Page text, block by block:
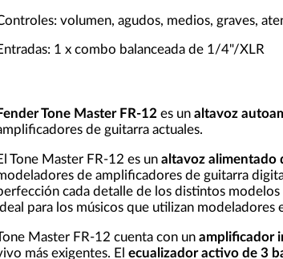
volumen, agudos, medios, graves,
1 x combo balanceada de 1/4"/XLR
Tone Master FR-12 es un altavoz
de guitarra actuales.
Tone Master FR-12 es un altavoz alimentado
de amplificadores de guitarra
cada detalle de los distintos
para los músicos que utilizan modeladores
Master FR-12 cuenta con un amplificador
más exigentes. El ecualizador activo de 3